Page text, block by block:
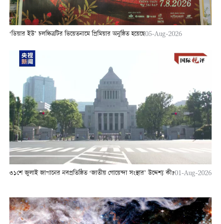
‘ডিয়ার ইউ’ চলচ্চিত্রটির ভিয়েতনামে প্রিমিয়ার অনুষ্ঠিত হয়েছে05-Aug-2026
৩১শে জুলাই জাপানের নবপ্রতিষ্ঠিত ‘জাতীয় গোয়েন্দা সংস্থার’ উদ্দেশ্য কী?01-Aug-2026